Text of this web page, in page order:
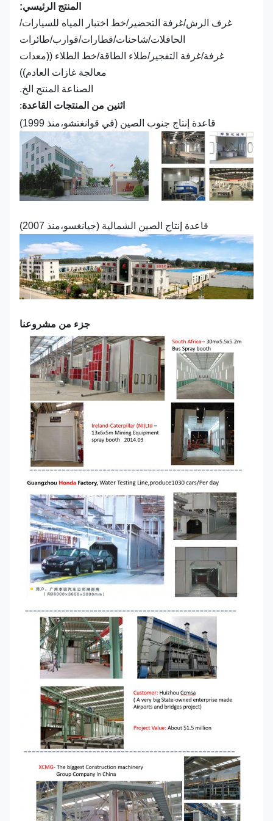
المنتج الرئيسي:
غرف الرش/غرفة التحضير/خط اختبار المياه للسيارات/
الحافلات/شاحنات/قطارات/قوارب/طائرات
غرفة/غرفة التفجير/طلاء الطاقة/خط الطلاء ((معدات
معالجة غازات العادم))
الصناعة المنتج الخ.
اثنين من المنتجات القاعدة:
قاعدة إنتاج جنوب الصين (في قوانغتشو،منذ 1999)
قاعدة إنتاج الصين الشمالية (جيانغسو،منذ 2007)
جزء من مشروعنا